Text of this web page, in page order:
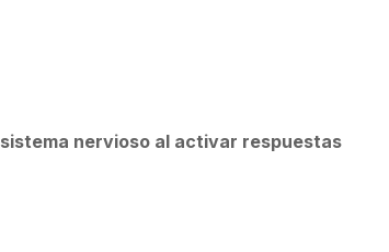
nervioso al activar respuestas